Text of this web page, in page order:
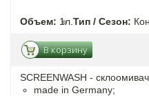
Объем: 1л. Тип / Сезон:
В корзину
SCREENWASH -
made in Germany;